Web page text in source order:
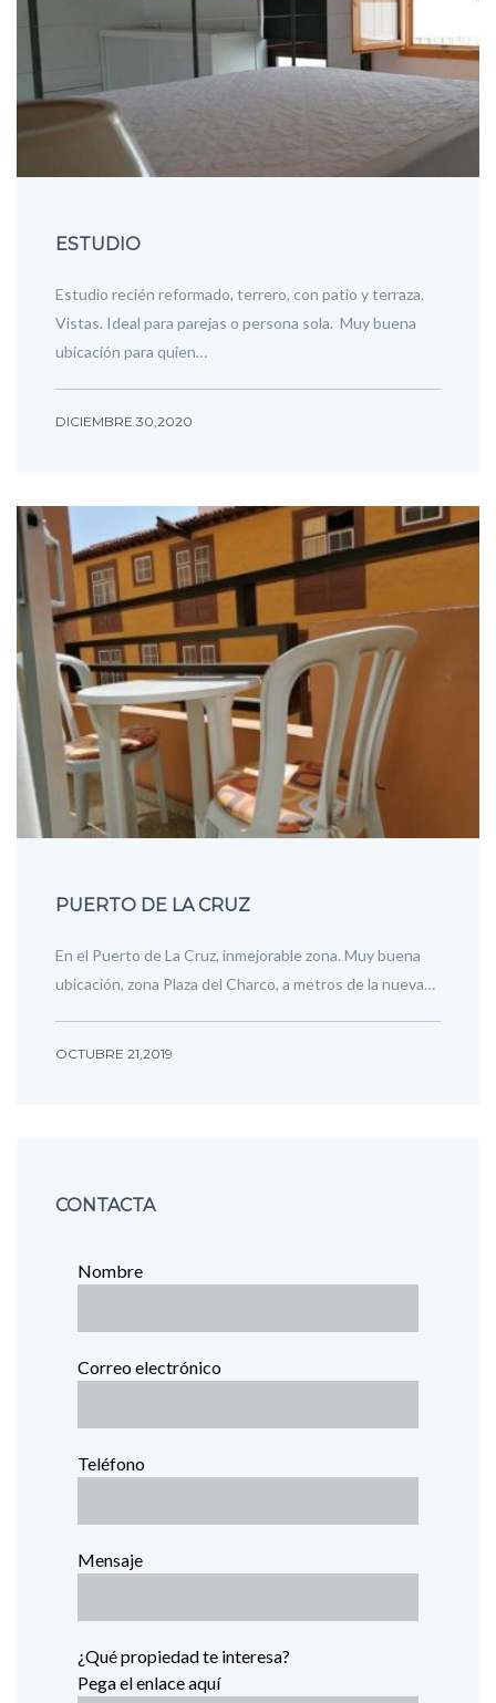
ESTUDIO
Estudio recién reformado, terrero, con patio y terraza.
Vistas. Ideal para parejas o persona sola. Muy buena
ubicación para quien…
DICIEMBRE 30,2020
PUERTO DE LA CRUZ
En el Puerto de La Cruz, inmejorable zona. Muy buena
ubicación, zona Plaza del Charco, a metros de la nueva…
OCTUBRE 21,2019
CONTACTA
Nombre
Correo electrónico
Teléfono
Mensaje
¿Qué propiedad te interesa?
Pega el enlace aquí